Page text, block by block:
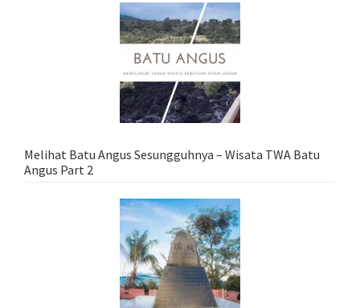
Melihat Batu Angus Sesungguhnya – Wisata TWA Batu
Angus Part 2